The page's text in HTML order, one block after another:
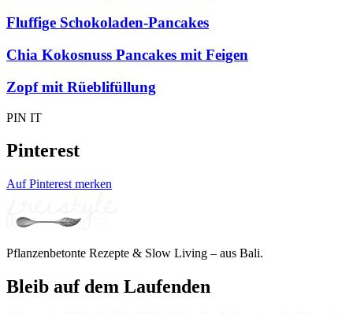
Fluffige Schokoladen-Pancakes
Chia Kokosnuss Pancakes mit Feigen
Zopf mit Rüeblifüllung
PIN IT
Pinterest
Auf Pinterest merken
Pflanzenbetonte Rezepte & Slow Living – aus Bali.
Bleib auf dem Laufenden